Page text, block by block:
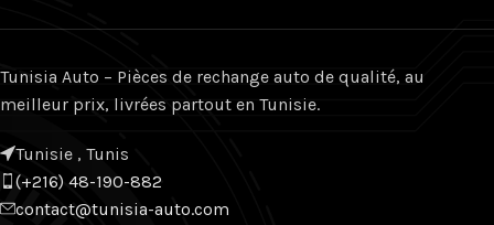
Tunisia Auto – Pièces de rechange auto de qualité, au
meilleur prix, livrées partout en Tunisie.
Tunisie , Tunis
(+216) 48-190-882
contact@tunisia-auto.com